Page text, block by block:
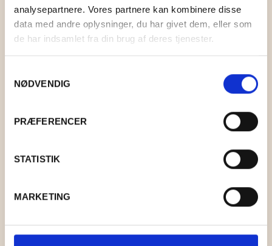
analysepartnere. Vores partnere kan kombinere disse
data med andre oplysninger, du har givet dem, eller som
de har indsamlet fra din brug af deres tjenester.
NØDVENDIG
PRÆFERENCER
STATISTIK
MARKETING
COAST 32 ROYAL